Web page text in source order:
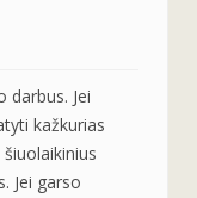
darbus. Jei
kažkurias
Jei garso